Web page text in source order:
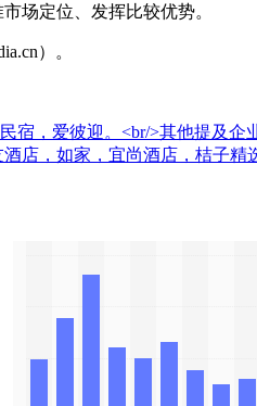
场定位、发挥比较优势。
）。
，爱彼迎。<br/>其他提及
，如家，宜尚酒店，桔子精